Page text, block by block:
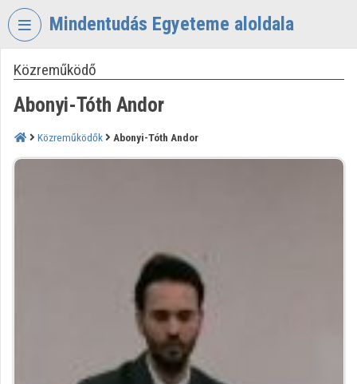
Fejléc kihagyása
Mindentudás Egyeteme aloldala
VIDEOTORIUM
MINDENTUDÁS
EGYETEME
Közreműködők
Közreműködő
Abonyi-Tóth Andor
Közreműködők Abonyi-Tóth Andor